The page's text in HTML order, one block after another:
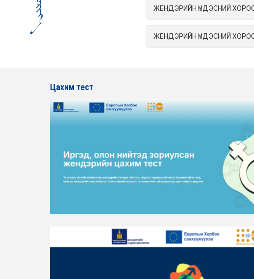
ЖЕНДЭРИЙН ҮНДЭСНИЙ
ЖЕНДЭРИЙН ҮНДЭСНИЙ
Цахим тест